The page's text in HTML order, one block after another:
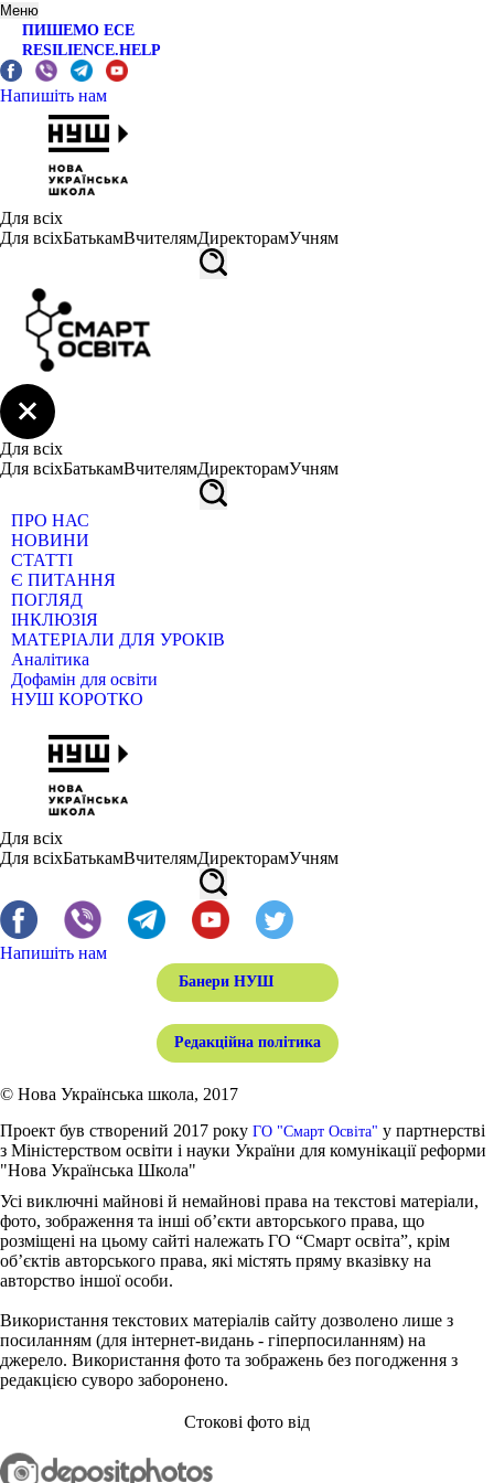
Меню
ПИШЕМО ЕСЕ
RESILIENCE.HELP
Напишіть нам
Для всіх
Для всіхБатькамВчителямДиректорамУчням
Для всіх
Для всіхБатькамВчителямДиректорамУчням
ПРО НАС
НОВИНИ
СТАТТІ
Є ПИТАННЯ
ПОГЛЯД
ІНКЛЮЗІЯ
МАТЕРІАЛИ ДЛЯ УРОКІВ
Аналітика
Дофамін для освіти
НУШ КОРОТКО
Для всіх
Для всіхБатькамВчителямДиректорамУчням
Напишіть нам
Банери НУШ
Редакційна політика
© Нова Українська школа, 2017
Проект був створений 2017 року ГО "Смарт Освіта" у партнерстві
з Міністерством освіти і науки України для комунікації реформи
"Нова Українська Школа"
Усі виключні майнові й немайнові права на текстові матеріали,
фото, зображення та інші об’єкти авторського права, що
розміщені на цьому сайті належать ГО “Смарт освіта”, крім
об’єктів авторського права, які містять пряму вказівку на
авторство іншої особи.
Використання текстових матеріалів сайту дозволено лише з
посиланням (для інтернет-видань - гіперпосиланням) на
джерело. Використання фото та зображень без погодження з
редакцією суворо заборонено.
Стокові фото від